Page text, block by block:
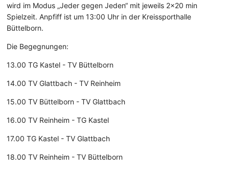
wird im Modus „Jeder gegen Jeden“ mit jeweils 2x20 min
Spielzeit. Anpfiff ist um 13:00 Uhr in der Kreissporthalle
Büttelborn.
Die Begegnungen:
13.00 TG Kastel - TV Büttelborn
14.00 TV Glattbach - TV Reinheim
15.00 TV Büttelborn - TV Glattbach
16.00 TV Reinheim - TG Kastel
17.00 TG Kastel - TV Glattbach
18.00 TV Reinheim - TV Büttelborn